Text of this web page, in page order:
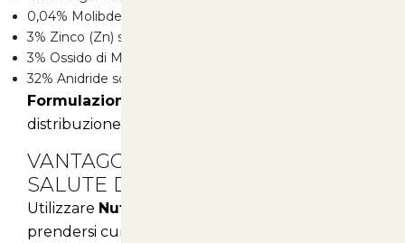
0,04% Molibdeno (Mo) solubile in acqua
3% Zinco (Zn) solubile in acqua
3% Ossido di Magnesio (MgO) solubile in acqua
32% Anidride solforica (SO3) solubile in acqua
Formulazione:
distribuzione e assorbimento.
VANTAGGI PER IL COMFORT E LA
SALUTE DELLE PIANTE
Utilizzare Nutrimix Complete
prendersi cura della salute delle tue piante in